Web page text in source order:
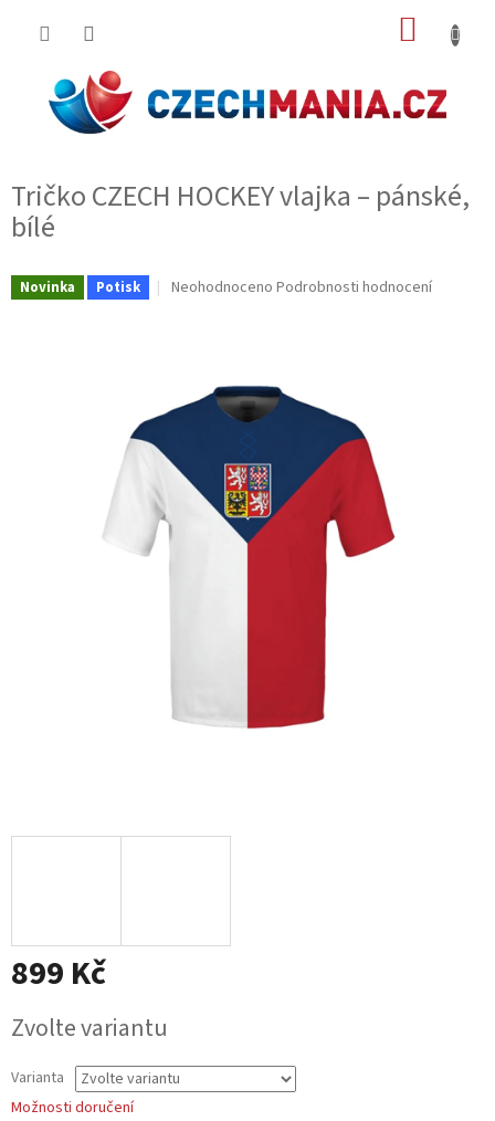
Tričko CZECH HOCKEY vlajka – pánské,
bílé
Novinka Potisk
Průměrné
5
Neohodnoceno Podrobnosti hodnocení
899 Kč
cena:
Zvolte variantu
Varianta
Možnosti doručení